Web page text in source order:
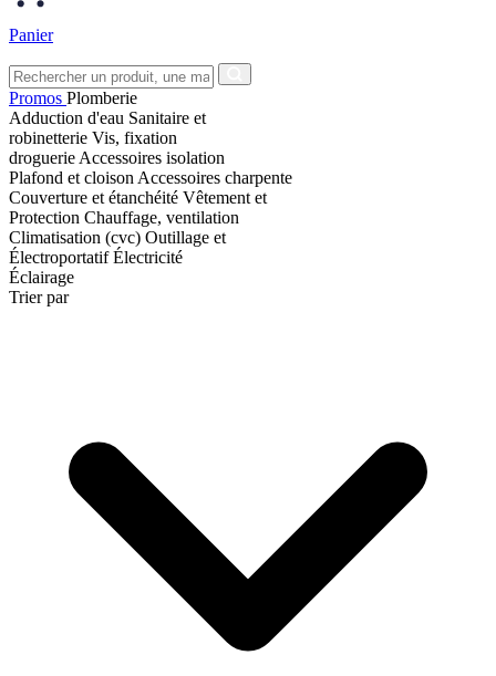
Panier
Promos Plomberie
Adduction d'eau Sanitaire et
robinetterie Vis, fixation
droguerie Accessoires isolation
Plafond et cloison Accessoires charpente
Couverture et étanchéité Vêtement et
Protection Chauffage, ventilation
Climatisation (cvc) Outillage et
ÉlectroportatifÉlectricité
Éclairage
Trier par